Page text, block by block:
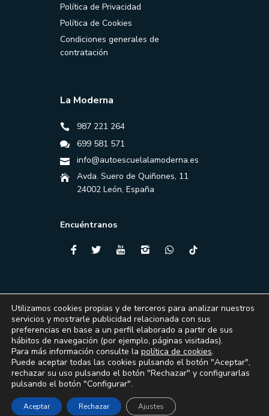
Política de Privacidad
Política de Cookies
Condiciones generales de
contratación
La Moderna
987 221 264
699 581 571
info@autoescuelalamoderna.es
Avda. Suero de Quiñones, 11
24002 León, España
Encuéntranos
Financiado por la Unión Europea – NextGenerationEU
© 2024 Autoescuela La Moderna - Todos los derechos reservados.
Utilizamos cookies propias y de terceros para analizar nuestros
servicios y mostrarle publicidad relacionada con sus
preferencias en base a un perfil elaborado a partir de sus
hábitos de navegación (por ejemplo, páginas visitadas).
Para más información consulte la política de cookies.
Puede aceptar todas las cookies pulsando el botón "Aceptar",
rechazar su uso pulsando el botón "Rechazar" y configurarlas
pulsando el botón "Configurar".
Aceptar Rechazar Ajustes